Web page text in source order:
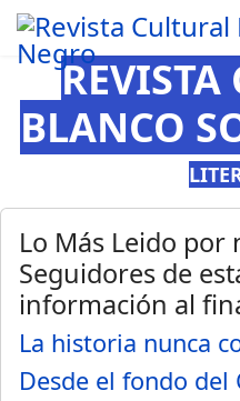
REVISTA
BLANCO
Lo Más Leido por
Seguidores de
información al
La historia nunca
Desde el fondo del